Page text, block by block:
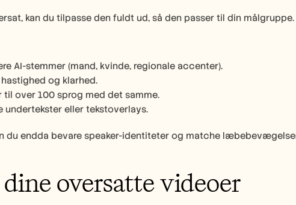
kan du tilpasse den fuldt ud, så den passer til din målgruppe.
AI-stemmer (mand, kvinde, regionale accenter).
og klarhed.
over 100 sprog med det samme.
undertekster eller tekstoverlays.
du endda bevare speaker-identiteter og matche
dine oversatte videoer